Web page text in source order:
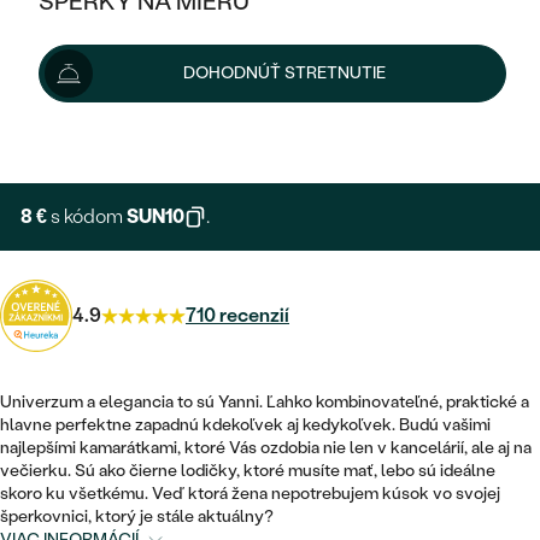
KOMBINOVANÉ ZLATO
PODĽA ŠTÝLU
BEZ KAMEŇA
ETERNITY
VYKROJENÉ
NETRADIČNÉ
TEPANÉ
POSTRANNÉ DRAHOKAMY
HALO
VINTAGE
OBRÚČOK
NETRADIČNÉ
ZOSTAVTE SI PRSTEŇ
ZAČAŤ S PRSTEŇOM
VÝPREDAJ
ŠPERKY ČO POMÁHAJÚ
PODĽA TYPU
NÁUŠNICE
PRSTENE
PRÍVESKY
NÁRAMKY
SETY
PÁNSKE ŠPERKY
PLATINOVÉ
NAPICHOVACIE
MINIMALISTICKÉ
SOLITÉR
V TVARE SRDCA
ZLATÉ
STRIEBORNÉ
SOLITÉR
NARODENIE DIEŤAŤA
PERSONALIZOVANÉ
SO ZNAMENÍM ZVEROKRUHU
MINIMALISTICKÉ
VÝPREDAJ
ZLATÉ
PLATINOVÉ
ETERNITY
MINIMALISTICKÉ
DOHODNÚŤ STRETNUTIE
9 € 12 €
8 €s kódom SUN10 .
4.9 710 recenzií
Univerzum a elegancia to sú Yanni. Ľahko kombinovateľné, praktické a
hlavne perfektne zapadnú kdekoľvek aj kedykoľvek. Budú vašimi
najlepšími kamarátkami, ktoré Vás ozdobia nie len v kancelárií, ale aj na
večierku. Sú ako čierne lodičky, ktoré musíte mať, lebo sú ideálne
skoro ku všetkému. Veď ktorá žena nepotrebujem kúsok vo svojej
šperkovnici, ktorý je stále aktuálny?